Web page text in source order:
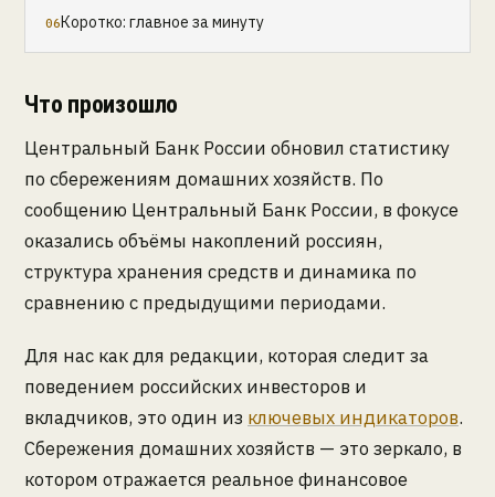
Коротко: главное за минуту
Что произошло
Центральный Банк России обновил статистику
по сбережениям домашних хозяйств. По
сообщению Центральный Банк России, в фокусе
оказались объёмы накоплений россиян,
структура хранения средств и динамика по
сравнению с предыдущими периодами.
Для нас как для редакции, которая следит за
поведением российских инвесторов и
вкладчиков, это один из ключевых индикаторов.
Сбережения домашних хозяйств — это зеркало, в
котором отражается реальное финансовое